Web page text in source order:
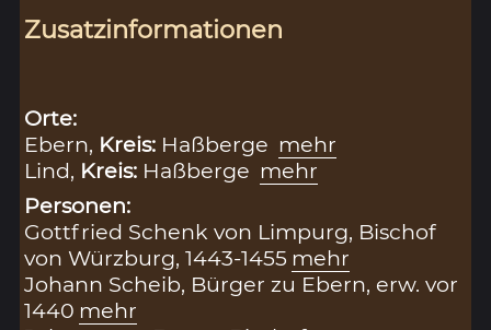
Zusatzinformationen
Orte:
Ebern, Kreis: Haßberge mehr
Lind, Kreis: Haßberge mehr
Personen:
Gottfried Schenk von Limpurg, Bischof
von Würzburg, 1443-1455 mehr
Johann Scheib, Bürger zu Ebern, erw. vor
1440 mehr